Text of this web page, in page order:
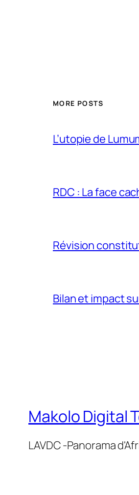
MORE POSTS
L’utopie de
RDC : La face
Révision
Bilan et impact
Makolo Digital
LAVDC -Panorama